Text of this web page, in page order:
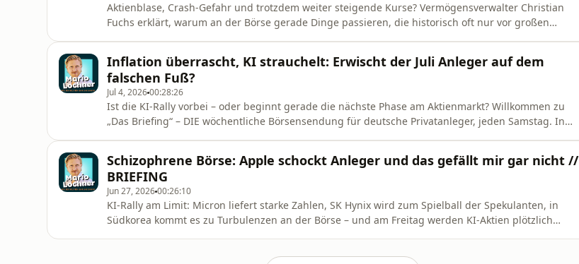
Aktienblase, Crash-Gefahr und trotzdem weiter steigende Kurse? Vermögensverwalter Christian
Fuchs erklärt, warum an der Börse gerade Dinge passieren, die historisch oft nur vor großen
welcher Phase des B
Inflation überrascht, KI strauchelt: Erwischt der Juli Anleger auf dem
falschen Fuß?
Jul 4, 202600:28:26
Ist die KI-Rally vorbei – oder beginnt gerade die nächste Phase am Aktienmarkt? Willkommen zu
„Das Briefing“ – DIE wöchentliche Börsensendung für deutsche Privatanleger, jeden Samstag. In
wie SanDisk, SK Hynix, Micro
Schizophrene Börse: Apple schockt Anleger und das gefällt mir gar nicht //
BRIEFING
Jun 27, 202600:26:10
KI-Rally am Limit: Micron liefert starke Zahlen, SK Hynix wird zum Spielball der Spekulanten, in
Südkorea kommt es zu Turbulenzen an der Börse – und am Freitag werden KI-Aktien plötzlich